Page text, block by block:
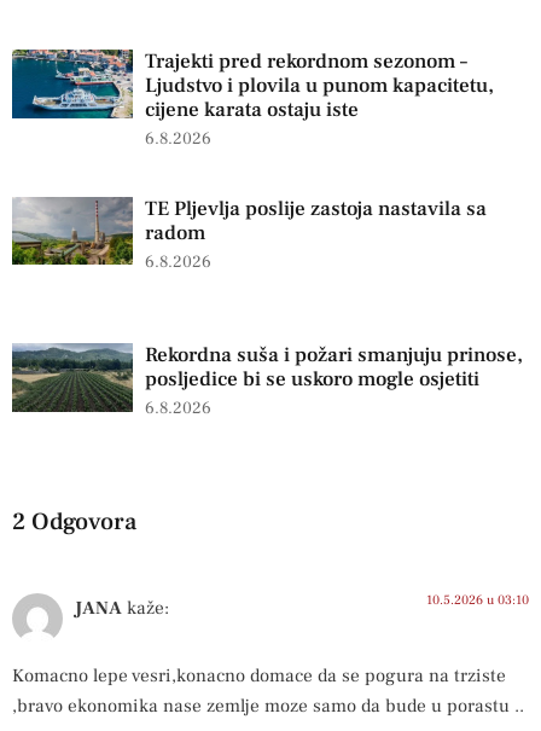
Trajekti pred rekordnom sezonom –
Ljudstvo i plovila u punom kapacitetu,
cijene karata ostaju iste
6.8.2026
TE Pljevlja poslije zastoja nastavila sa
radom
6.8.2026
Rekordna suša i požari smanjuju prinose,
posljedice bi se uskoro mogle osjetiti
6.8.2026
2 Odgovora
JANA kaže: 10.5.2026 u 03:10
Komacno lepe vesri,konacno domace da se pogura na trziste
,bravo ekonomika nase zemlje moze samo da bude u porastu ..